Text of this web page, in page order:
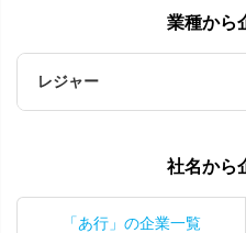
業種から
レジャー
社名から
「あ行」の企業一覧